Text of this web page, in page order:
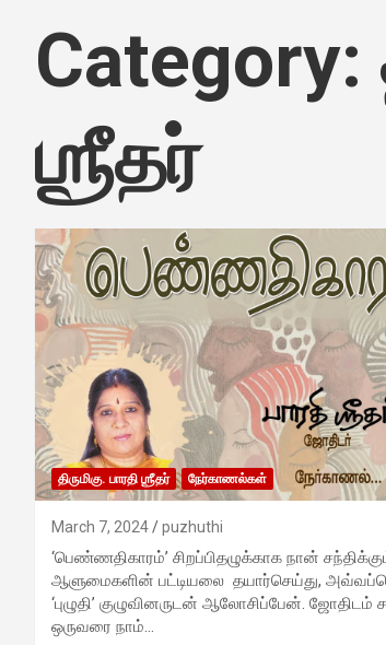
Category:
ஶ்ரீதர்
திருமிகு. பாரதி ஶ்ரீதர் நேர்காணல்கள்
March 7, 2024 puzhuthi
‘பெண்ணதிகாரம்’ சிறப்பிதழுக்காக நான்
ஆளுமைகளின் பட்டியலை தயார்செய்து,
‘புழுதி’ குழுவினருடன் ஆலோசிப்பேன். ஜோதிடம்
ஒருவரை நாம்…